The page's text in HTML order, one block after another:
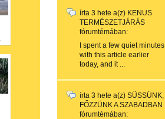
írta 3 hete a(z) KENUS
TERMÉSZETJÁRÁS
fórumtémában:
I spent a few quiet minutes
with this article earlier
today, and it ...
írta 3 hete a(z) SÜSSÜNK,
FŐZZÜNK A SZABADBAN
fórumtémában: